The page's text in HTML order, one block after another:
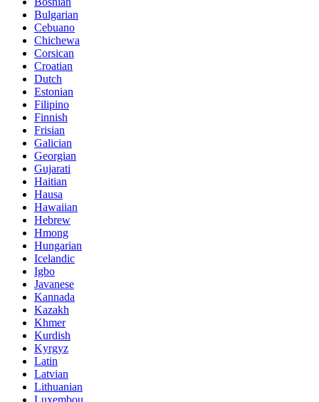
Bulgarian
Cebuano
Chichewa
Corsican
Croatian
Dutch
Estonian
Filipino
Finnish
Frisian
Galician
Georgian
Gujarati
Haitian
Hausa
Hawaiian
Hebrew
Hmong
Hungarian
Icelandic
Igbo
Javanese
Kannada
Kazakh
Khmer
Kurdish
Kyrgyz
Latin
Latvian
Lithuanian
Luxembou..